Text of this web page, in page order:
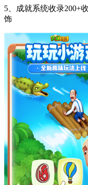
5、成就系统收录200+
饰